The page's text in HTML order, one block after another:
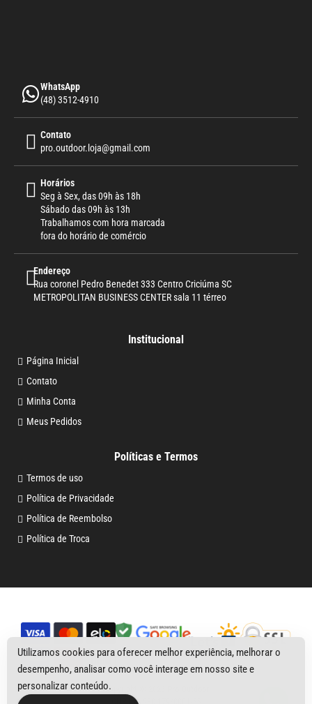
WhatsApp
(48) 3512-4910
Contato
pro.outdoor.loja@gmail.com
Horários
Seg à Sex, das 09h às 18h
Sábado das 09h às 13h
Trabalhamos com hora marcada
fora do horário de comércio
Endereço
Rua coronel Pedro Benedet 333 Centro Criciúma SC
METROPOLITAN BUSINESS CENTER sala 11 térreo
Institucional
Página Inicial
Contato
Minha Conta
Meus Pedidos
Políticas e Termos
Termos de uso
Política de Privacidade
Política de Reembolso
Política de Troca
Copyright © 2026
CNPJ 29.230.179/0001-55
Utilizamos cookies para oferecer melhor experiência, melhorar o
desempenho, analisar como você interage em nosso site e
personalizar conteúdo.